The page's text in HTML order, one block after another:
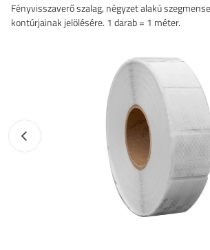
Fényvisszaverő szalag, négyzet alakú
kontúrjainak jelölésére. 1 darab = 1 méter.
Előző fotó